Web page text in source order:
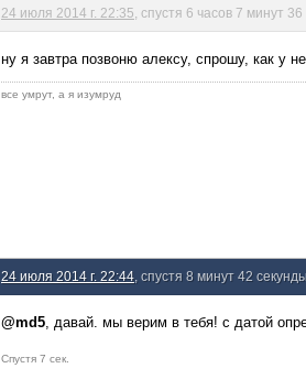
24 июля 2014 г. 22:35 , спустя 6 часов 7 минут 36
ну я завтра позвоню алексу, спрошу, как у
все умрут, а я изумруд
24 июля 2014 г. 22:44 , спустя 8 минут 42
@md5, давай. мы верим в тебя! с датой
Спустя 7 сек.